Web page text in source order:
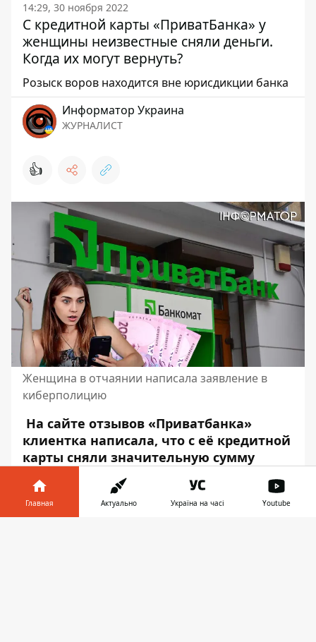
14:29, 30 ноября 2022
С кредитной карты «ПриватБанка» у
женщины неизвестные сняли деньги.
Когда их могут вернуть?
Розыск воров находится вне юрисдикции банка
Информатор Украина
ЖУРНАЛИСТ
👍
Женщина в отчаянии написала заявление в
киберполицию
На сайте отзывов «Приватбанка»
клиентка написала, что с её кредитной
карты сняли значительную сумму
средств. При этом она никогда этой
картой не пользовалась. Что случилось
и какой ответ банка
Главная Актуально Україна на часі Youtube